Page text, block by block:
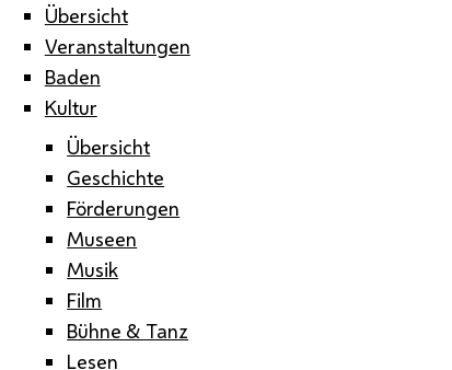
Übersicht
Veranstaltungen
Baden
Kultur
Übersicht
Geschichte
Förderungen
Museen
Musik
Film
Bühne & Tanz
Lesen